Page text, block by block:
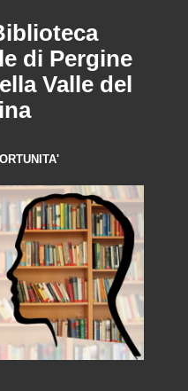
di Pergine
Valle del